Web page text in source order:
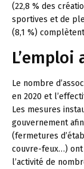
(22,8 % des
sportives et de
(8,1 %)
Le nombre
en 2020 et
Les mesures
gouvernement
(fermetures
couvre-feux…) ont
l’activité de